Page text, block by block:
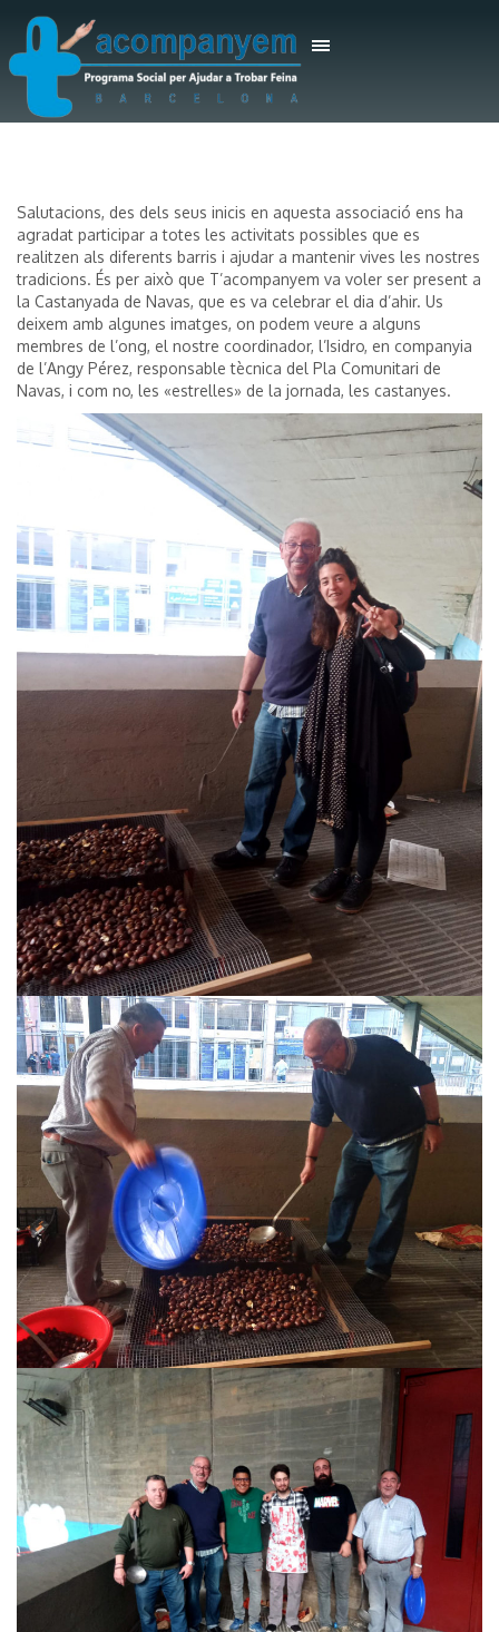
Salutacions, des dels seus inicis en aquesta associació ens ha
agradat participar a totes les activitats possibles que es
realitzen als diferents barris i ajudar a mantenir vives les nostres
tradicions. És per això que T’acompanyem va voler ser present a
la Castanyada de Navas, que es va celebrar el dia d’ahir. Us
deixem amb algunes imatges, on podem veure a alguns
membres de l’ong, el nostre coordinador, l’Isidro, en companyia
de l’Angy Pérez, responsable tècnica del Pla Comunitari de
Navas, i com no, les «estrelles» de la jornada, les castanyes.